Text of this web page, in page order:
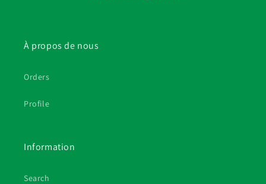
À propos de nous
Orders
Profile
Information
Search